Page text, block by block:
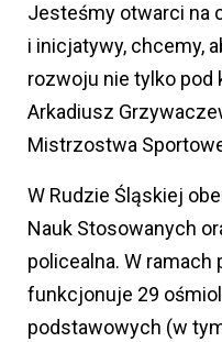
Jesteśmy otwarci na
i inicjatywy, chcemy,
rozwoju nie tylko
Arkadiusz
Mistrzostwa
W Rudzie Śląskiej
Nauk Stosowanych
policealna. W
funkcjonuje 29
podstawowych (w